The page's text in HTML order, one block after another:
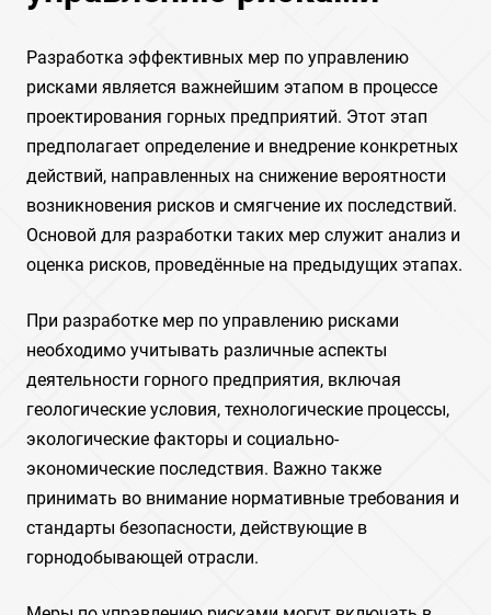
Разработка эффективных мер по управлению
рисками является важнейшим этапом в процессе
проектирования горных предприятий. Этот этап
предполагает определение и внедрение конкретных
действий, направленных на снижение вероятности
возникновения рисков и смягчение их последствий.
Основой для разработки таких мер служит анализ и
оценка рисков, проведённые на предыдущих этапах.
При разработке мер по управлению рисками
необходимо учитывать различные аспекты
деятельности горного предприятия, включая
геологические условия, технологические процессы,
экологические факторы и социально-
экономические последствия. Важно также
принимать во внимание нормативные требования и
стандарты безопасности, действующие в
горнодобывающей отрасли.